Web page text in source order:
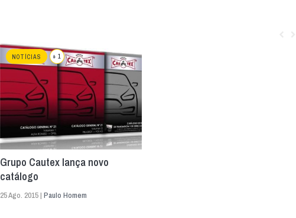
NOTÍCIAS + 1
Grupo Cautex lança novo
catálogo
25 Ago. 2015 | Paulo Homem